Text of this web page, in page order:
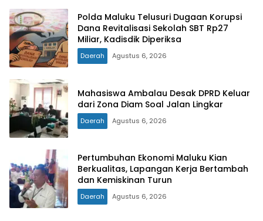
Polda Maluku Telusuri Dugaan Korupsi
Dana Revitalisasi Sekolah SBT Rp27
Miliar, Kadisdik Diperiksa
Daerah Agustus 6, 2026
Mahasiswa Ambalau Desak DPRD Keluar
dari Zona Diam Soal Jalan Lingkar
Daerah Agustus 6, 2026
Pertumbuhan Ekonomi Maluku Kian
Berkualitas, Lapangan Kerja Bertambah
dan Kemiskinan Turun
Daerah Agustus 6, 2026